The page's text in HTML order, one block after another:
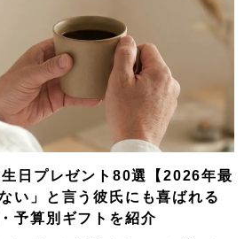
日プレゼント80選【2026年最
い」と言う彼氏にも喜ばれる
予算別ギフトを紹介